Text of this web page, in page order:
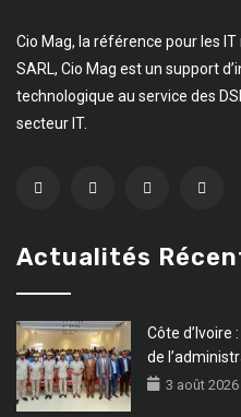
Cio Mag, la référence pour les IT
SARL, Cio Mag est un support
technologique au service des
secteur IT.
Actualités
Côte d’Ivoire
de
3 août 2026